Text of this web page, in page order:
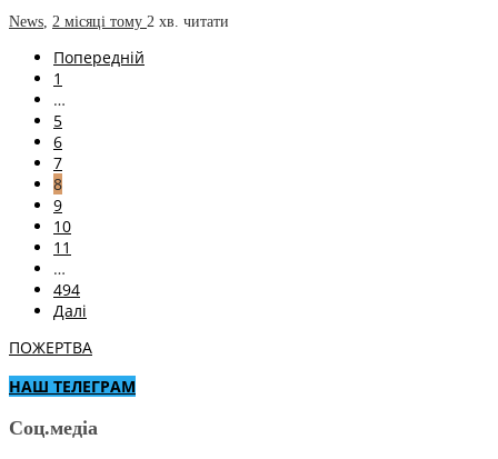
News, 2 місяці тому 2 хв. читати
Попередній
1
…
5
6
7
8
9
10
11
…
494
Далі
ПОЖЕРТВА
НАШ ТЕЛЕГРАМ
Соц.медіа